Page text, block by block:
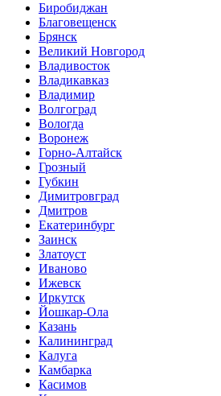
Биробиджан
Благовещенск
Брянск
Великий Новгород
Владивосток
Владикавказ
Владимир
Волгоград
Вологда
Воронеж
Горно-Алтайск
Грозный
Губкин
Димитровград
Дмитров
Екатеринбург
Заинск
Златоуст
Иваново
Ижевск
Иркутск
Йошкар-Ола
Казань
Калининград
Калуга
Камбарка
Касимов